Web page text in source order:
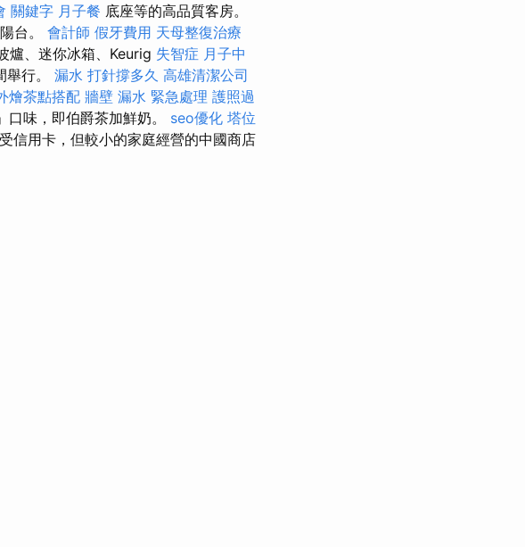
關鍵字 月子餐 底座等的高品質客房。
台。 會計師 假牙費用 天母整復治療
爐、迷你冰箱、Keurig 失智症 月子中
行。 漏水 打針撐多久 高雄清潔公司
燴茶點搭配 牆壁 漏水 緊急處理 護照過
味，即伯爵茶加鮮奶。 seo優化 塔位
信用卡，但較小的家庭經營的中國商店